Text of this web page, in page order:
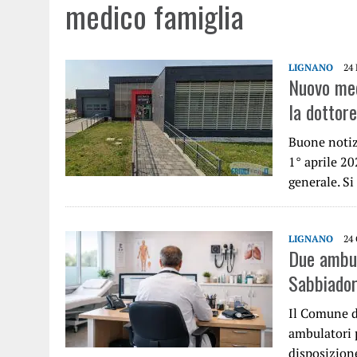
medico famiglia
LIGNANO 24
Nuovo
la
Buone
1° aprile
generale.
LIGNANO 24
Due
Il Comune
ambulatori